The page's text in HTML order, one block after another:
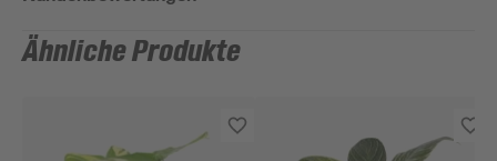
Ähnliche Produkte